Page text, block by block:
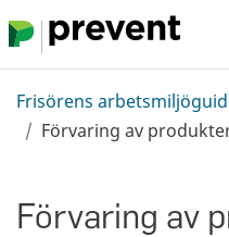
Hoppa till huvudinnehållet
Frisörens
Förvaring av
Förvaring av